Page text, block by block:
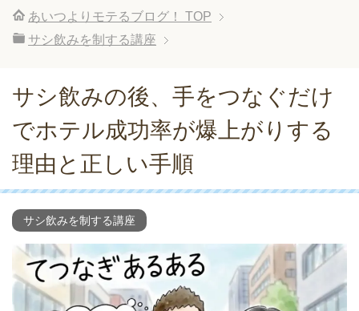
あいつよりモテるブログ！
TOP
サシ飲みを制する講座
サシ飲みの後、手をつなぐだけ
でホテル成功率が爆上がりする
理由と正しい手順
サシ飲みを制する講座